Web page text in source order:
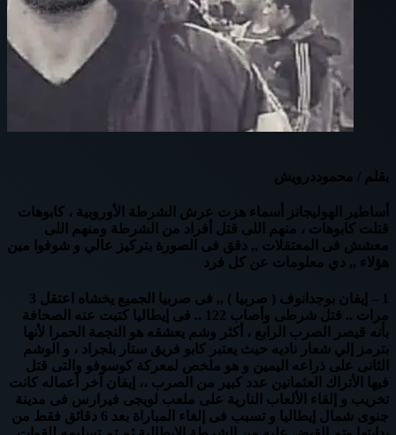
بقلم / محموددرويش
أساطير الهوليجانز أسماء هزت عرش الشرطة الأوروبية ، كابوهات
قتلت كابوهات ، منهم اللى قتل أفراد من الشرطة ومنهم اللى
معشش فى المعتقلات ,, دقق فى الصورة بتركيز عالي و شوفوا مين
هؤلاء ,, دي معلومات عن كل فرد
1 – إيفان بوجدانوف ( صربيا ) ,, فى صربيا الجميع يخشاه اعتقل 3
مرات .. قتل شرطى وأصاب 122 .. فى إيطاليا كتبت عنه الصحافة
بأنه قيصر الصرب الرابع ، أكثر وشم يعشقه هو النجمة الحمرا لأنها
بترمز إلي شعار ناديه حيث يعتبر كابو فريق ستار بلجراد ، و الوشم
الثانى على ذراعه اليمين و هو ملخص لمعركة كوسوفو والتى قتل
فيها الأتراك العثمانين عدد كبير من الصرب ،، إيفان آخر أعماله كانت
تخريب و إلقاء الألعاب النارية على ملعب لويجى فيرارس فى مدينة
جنوى شمال إيطاليا و تسبب فى إلغاء المباراة بعد 6 دقائق فقط من